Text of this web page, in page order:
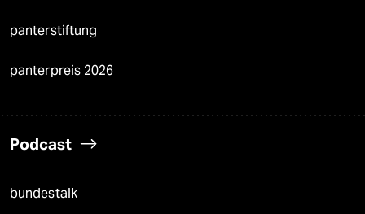
panterstiftung
panterpreis 2026
Podcast
bundestalk